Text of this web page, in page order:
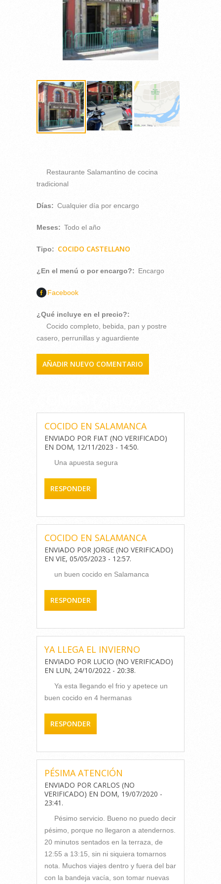
Restaurante Salamantino de cocina
tradicional
Días: Cualquier día por encargo
Meses: Todo el año
Tipo: COCIDO CASTELLANO
¿En el menú o por encargo?: Encargo
Facebook
¿Qué incluye en el precio?:
Cocido completo, bebida, pan y postre
casero, perrunillas y aguardiente
AÑADIR NUEVO COMENTARIO
COCIDO EN SALAMANCA
ENVIADO POR FIAT (NO VERIFICADO)
EN DOM, 12/11/2023 - 14:50.
Una apuesta segura
RESPONDER
COCIDO EN SALAMANCA
ENVIADO POR JORGE (NO VERIFICADO)
EN VIE, 05/05/2023 - 12:57.
un buen cocido en Salamanca
RESPONDER
YA LLEGA EL INVIERNO
ENVIADO POR LUCIO (NO VERIFICADO)
EN LUN, 24/10/2022 - 20:38.
Ya esta llegando el frio y apetece un
buen cocido en 4 hermanas
RESPONDER
PÉSIMA ATENCIÓN
ENVIADO POR CARLOS (NO
VERIFICADO) EN DOM, 19/07/2020 -
23:41 .
Pésimo servicio. Bueno no puedo decir
pésimo, porque no llegaron a atendernos.
20 minutos sentados en la terraza, de
12:55 a 13:15, sin ni siquiera tomarnos
nota. Muchos viajes dentro y fuera del bar
con la bandeja vacía, son tomar nuevas